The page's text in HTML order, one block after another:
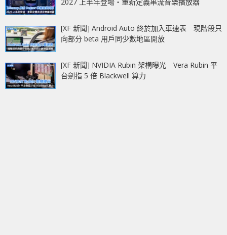
[XF 新聞] Android Auto 終於加入車速表 現階段只
向部分 beta 用戶同少數地區開放
[XF 新聞] NVIDIA Rubin 架構曝光 Vera Rubin 平
台劍指 5 倍 Blackwell 算力